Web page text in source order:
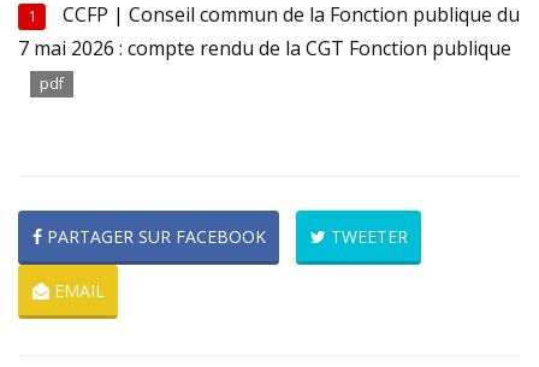
1
CCFP | Conseil commun de la Fonction publique du
7 mai 2026 : compte rendu de la CGT Fonction publique
pdf
PARTAGER SUR FACEBOOK TWEETER
EMAIL